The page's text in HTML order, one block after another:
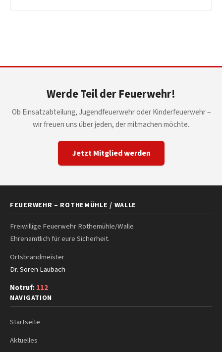
Werde Teil der Feuerwehr!
Ob Einsatzabteilung, Jugendfeuerwehr oder Kinderfeuerwehr –
wir freuen uns über jeden, der mitmachen möchte.
Jetzt Mitglied werden
FEUERWEHR – ROTHEMÜHLE / WALLE
Freiwillige Feuerwehr Rothemühle/Walle
Ehrenamtlich für eure Sicherheit.
Ortsbrandmeister
Dr. Sören Laubach
Notruf:112
NAVIGATION
Startseite
Aktuelles